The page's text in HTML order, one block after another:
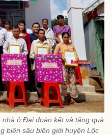
ở Đại đoàn kết và tặng quà
biên sâu biên giới huyện Lộc